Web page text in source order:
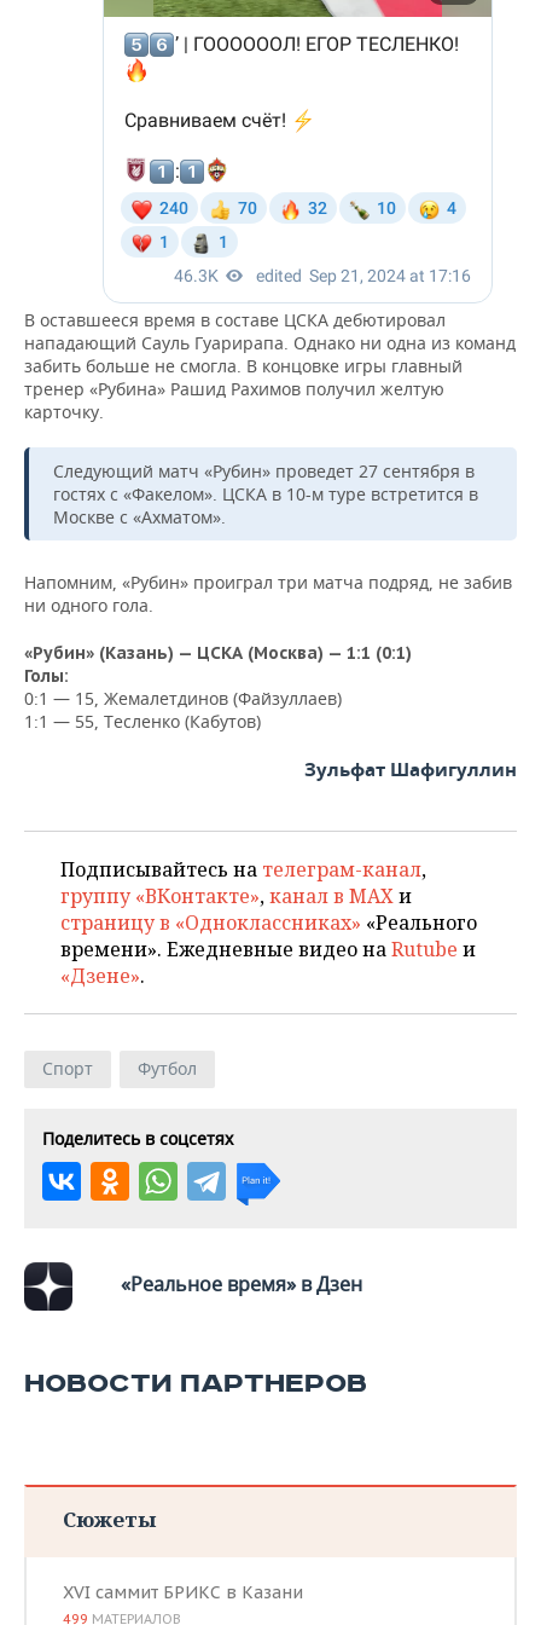
В оставшееся время в составе ЦСКА дебютировал
нападающий Сауль Гуарирапа. Однако ни одна из команд
забить больше не смогла. В концовке игры главный
тренер «Рубина» Рашид Рахимов получил желтую
карточку.
Следующий матч «Рубин» проведет 27 сентября в
гостях с «Факелом». ЦСКА в 10-м туре встретится в
Москве с «Ахматом».
Напомним, «Рубин» проиграл три матча подряд, не забив
ни одного гола.
«Рубин» (Казань) — ЦСКА (Москва) — 1:1 (0:1)
Голы:
0:1 — 15, Жемалетдинов (Файзуллаев)
1:1 — 55, Тесленко (Кабутов)
Зульфат Шафигуллин
Подписывайтесь на телеграм-канал,
группу «ВКонтакте»,канал в MAXи
страницу в «Одноклассниках» «Реального
времени». Ежедневные видео наRutube и
«Дзене».
Спорт Футбол
Поделитесь в соцсетях
«Реальное время» в Дзен
НОВОСТИ ПАРТНЕРОВ
Сюжеты
XVI саммит БРИКС в Казани
499 МАТЕРИАЛОВ